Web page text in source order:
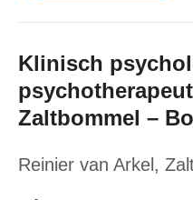
Klinisch
Zaltbommel –
Reinier van Arkel ,